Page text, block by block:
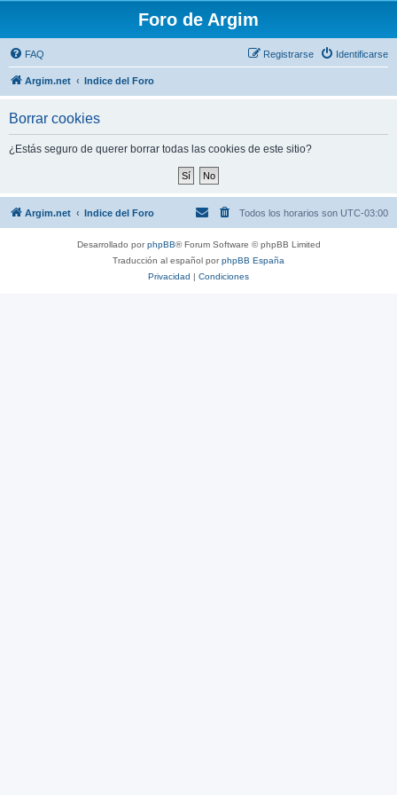
Foro de Argim
FAQ Identificarse
Registrarse
Argim.net Indice del Foro
Borrar cookies
¿Estás seguro de querer borrar todas las cookies de este sitio?
Argim.net Indice del Foro Todos los horarios son UTC-03:00
Desarrollado porphpBB® Forum Software © phpBB Limited
Traducción al español porphpBB España
Privacidad | Condiciones